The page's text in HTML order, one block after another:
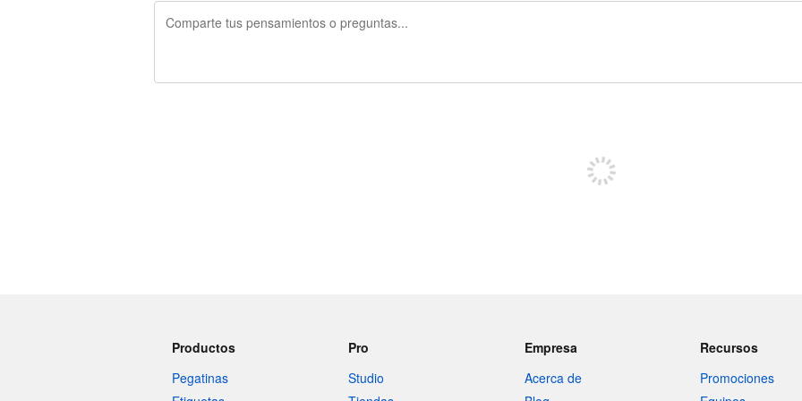
Productos
Pegatinas
Pro
Studio
Empresa
Acerca de
Recursos
Promociones